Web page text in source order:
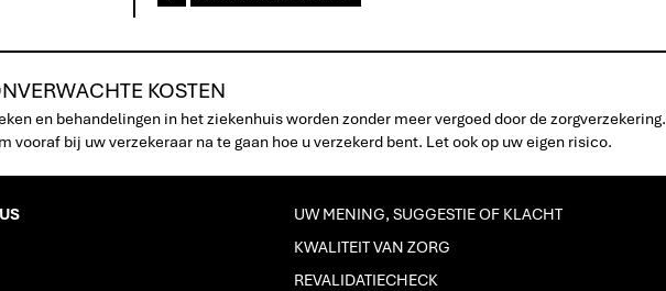
KOSTEN
en behandelingen in het ziekenhuis worden zonder meer vergoed door de zorgverzekering.
vooraf bij uw verzekeraar na te gaan hoe u verzekerd bent. Let ook op uw eigen risico.
UW MENING, SUGGESTIE OF KLACHT
KWALITEIT VAN ZORG
REVALIDATIECHECK